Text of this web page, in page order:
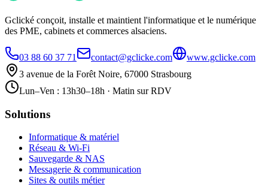
Gclické conçoit, installe et maintient l'informatique et le numérique
des PME, cabinets et commerces alsaciens.
03 88 60 37 71 contact@gclicke.com
www.gclicke.com
3 avenue de la Forêt Noire, 67000 Strasbourg
Lun–Ven : 13h30–18h · Matin sur RDV
Solutions
Informatique & matériel
Réseau & Wi-Fi
Sauvegarde & NAS
Messagerie & communication
Sites & outils métier